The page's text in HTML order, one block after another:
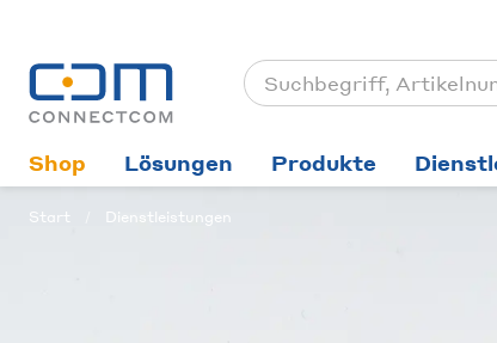
Shop Lösungen Produkte
Start Dienstleistungen